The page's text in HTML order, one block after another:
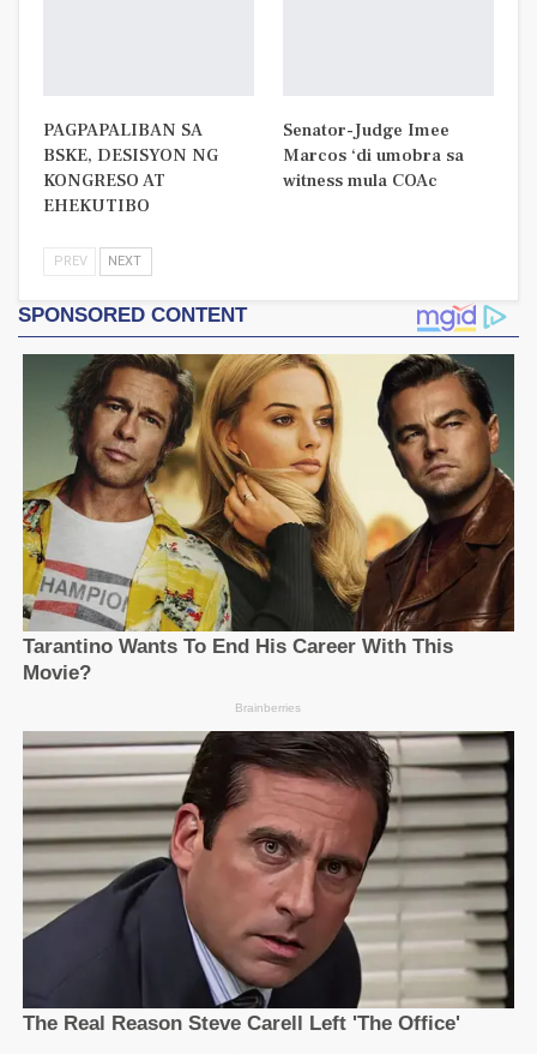
PAGPAPALIBAN SA
BSKE, DESISYON NG
KONGRESO AT
EHEKUTIBO
Senator-Judge Imee
Marcos ‘di umobra sa
witness mula COAc
PREV NEXT